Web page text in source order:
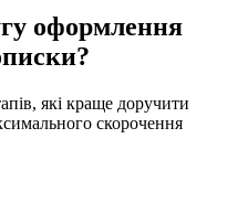
це буде вартувати дорожче.
оформлення
які краще доручити